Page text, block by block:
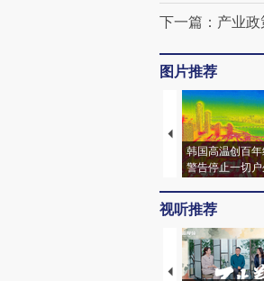
下一篇：产业
图片推荐
韩国高温创百
警告停止一切
视听推荐